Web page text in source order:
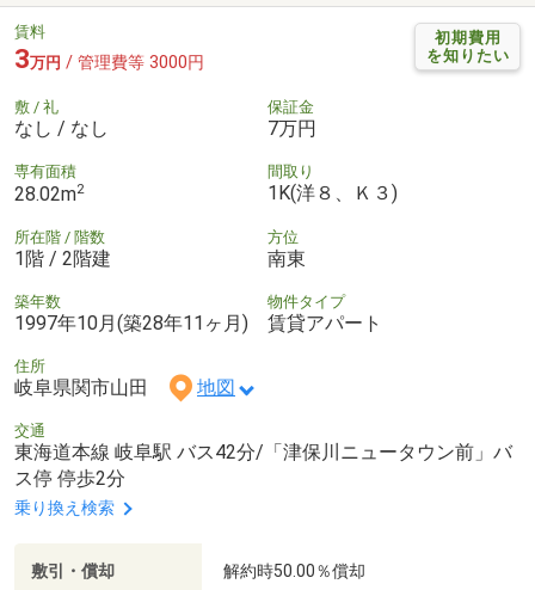
初期費用
を知りたい
賃料
3万円 / 管理費等 3000円
敷 / 礼
なし / なし
保証金
7万円
専有面積
28.02m2
間取り
1K(洋８、Ｋ３)
所在階 / 階数
1階 / 2階建
方位
南東
築年数
1997年10月(築28年11ヶ月)
物件タイプ
賃貸アパート
住所
岐阜県関市山田 地図
交通
東海道本線 岐阜駅 バス42分/「津保川ニュータウン前」バ
ス停 停歩2分
乗り換え検索
敷引・償却 解約時50.00％償却